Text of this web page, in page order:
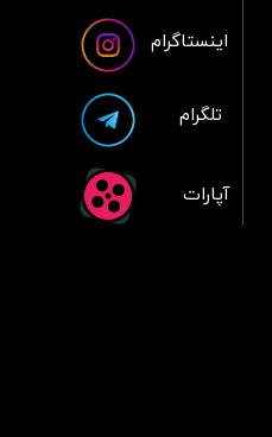
آپارات
تلگرام
اینستاگرام